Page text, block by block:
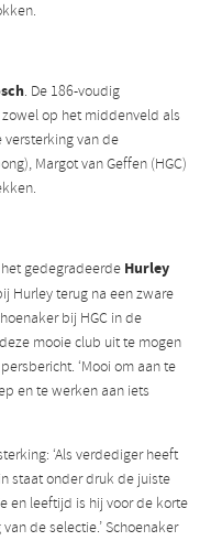
. De 186-voudig
op het middenveld als
versterking van de
Margot van Geffen (HGC)
gedegradeerde Hurley
Hurley terug na een zware
bij HGC in de
mooie club uit te mogen
‘Mooi om aan te
en te werken aan iets
‘Als verdediger heeft
staat onder druk de juiste
en leeftijd is hij voor de korte
de selectie.’ Schoenaker